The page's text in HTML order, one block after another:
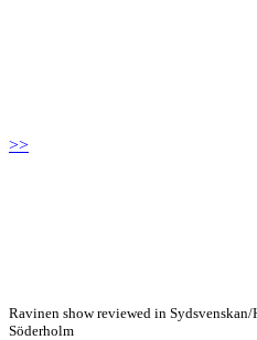
>>
Ravinen show reviewed in
Söderholm